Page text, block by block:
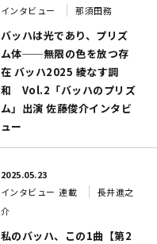
インタビュー
那須田務
バッハは光であり、プリズ
ム体──無限の色を放つ存
在 バッハ2025 綾なす調
和 Vol.2「バッハのプリズ
ム」出演 佐藤俊介インタビ
ュー
2025.05.23
インタビュー 連載
長井進之
介
私のバッハ、この1曲【第2